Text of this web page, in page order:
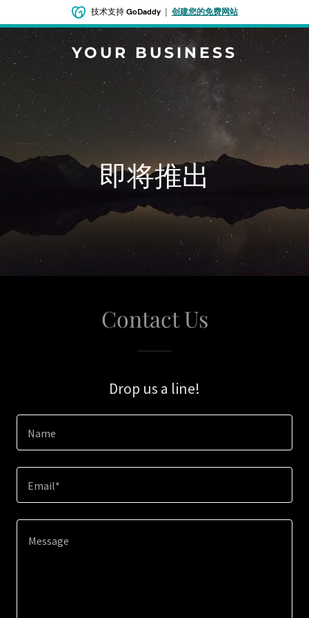
技术支持 GoDaddy| 创建您的免费网站
YOUR BUSINESS
即将推出
Contact Us
Drop us a line!
Name
Email*